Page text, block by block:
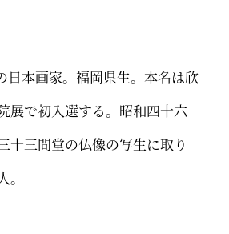
日本画家。福岡県生。本名は欣
展で初入選する。昭和四十六
十三間堂の仏像の写生に取り